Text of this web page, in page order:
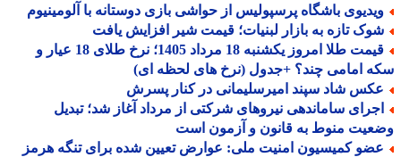
باشگاه پرسپولیس از حواشی بازی دوستانه با آلومینیوم
تازه به بازار لبنیات؛ قیمت شیر افزایش یافت
قیمت طلا امروز یکشنبه 18 مرداد 1405؛ نرخ طلای 18 عیار و
امامی چند؟ +جدول (نرخ های لحظه ای)
شاد سپند امیرسلیمانی در کنار پسرش
ساماندهی نیروهای شرکتی از مرداد آغاز شد؛ تبدیل
منوط به قانون و آزمون است
کمیسیون امنیت ملی: عوارض تعیین شده برای تنگه هرمز